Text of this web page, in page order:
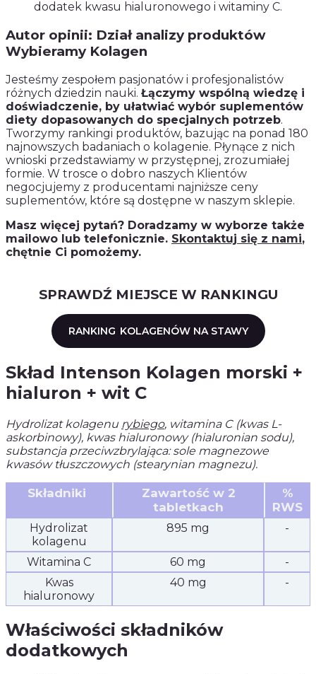
dodatek kwasu hialuronowego i witaminy C.
Autor opinii: Dział analizy produktów
Wybieramy Kolagen
Jesteśmy zespołem pasjonatów i profesjonalistów
różnych dziedzin nauki. Łączymy wspólną wiedzę i
doświadczenie, by ułatwiać wybór suplementów
diety dopasowanych do specjalnych potrzeb.
Tworzymy rankingi produktów, bazując na ponad 180
najnowszych badaniach o kolagenie. Płynące z nich
wnioski przedstawiamy w przystępnej, zrozumiałej
formie. W trosce o dobro naszych Klientów
negocjujemy z producentami najniższe ceny
suplementów, które są dostępne w naszym sklepie.
Masz więcej pytań? Doradzamy w wyborze także
mailowo lub telefonicznie. Skontaktuj się z nami,
chętnie Ci pomożemy.
SPRAWDŹ MIEJSCE W RANKINGU
RANKING KOLAGENÓW NA STAWY
Skład Intenson Kolagen morski +
hialuron + wit C
Hydrolizat kolagenu rybiego, witamina C (kwas L-
askorbinowy), kwas hialuronowy (hialuronian sodu),
substancja przeciwzbrylająca: sole magnezowe
kwasów tłuszczowych (stearynian magnezu).
Składniki
Zawartość w 2
tabletkach
%
RWS
Hydrolizat
kolagenu
895 mg -
Witamina C 60 mg
-
Kwas
hialuronowy
40 mg -
Właściwości składników
dodatkowych